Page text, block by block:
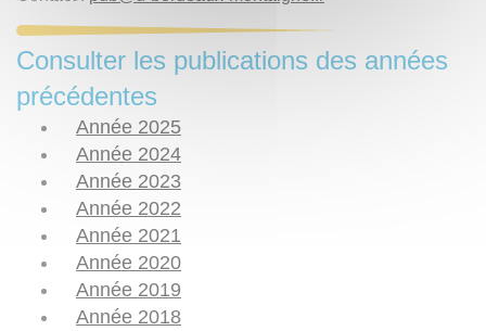
Consulter les publications des années
précédentes
Année 2025
Année 2024
Année 2023
Année 2022
Année 2021
Année 2020
Année 2019
Année 2018